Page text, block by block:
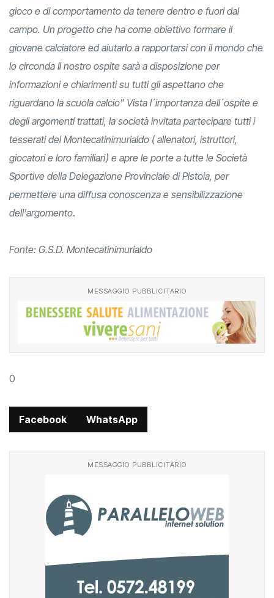
gioco e di comportamento da tenere dentro e fuori dal
campo. Un progetto che ha come obiettivo formare il
giovane calciatore ed aiutarlo a rapportarsi con il mondo che
lo circonda Il nostro ospite sarà a disposizione per
informazioni e chiarimenti su tutti gli aspettano che
riguardano la scuola calcio" Vista l´importanza dell´ospite e
degli argomenti trattati, la società invitata partecipare tutti i
tesserati del Montecatinimurialdo ( allenatori, istruttori,
giocatori e loro familiari) e apre le porte a tutte le Società
Sportive della Delegazione Provinciale di Pistoia, per
permettere una diffusa conoscenza e sensibilizzazione
dell'argomento.
Fonte: G.S.D. Montecatinimurialdo
MESSAGGIO PUBBLICITARIO
0
Facebook WhatsApp
MESSAGGIO PUBBLICITARIO